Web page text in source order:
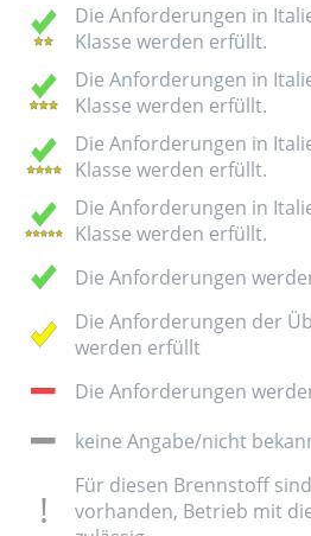
Die Anforderungen in
Klasse werden erfüllt.
Die Anforderungen in
Klasse werden erfüllt.
Die Anforderungen in
Klasse werden erfüllt.
Die Anforderungen in
Klasse werden erfüllt.
Die Anforderungen
Die Anforderungen der
werden erfüllt
Die Anforderungen
keine Angabe/nicht
Für diesen Brennstoff
vorhanden, Betrieb mit